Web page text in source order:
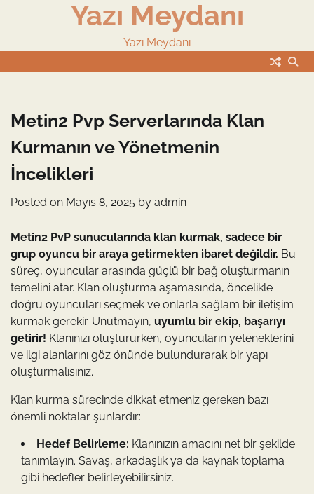
Yazı Meydanı
Yazı Meydanı
Metin2 Pvp Serverlarında Klan
Kurmanın ve Yönetmenin
İncelikleri
Posted on Mayıs 8, 2025 by admin
Metin2 PvP sunucularında klan kurmak, sadece bir
grup oyuncu bir araya getirmekten ibaret değildir. Bu
süreç, oyuncular arasında güçlü bir bağ oluşturmanın
temelini atar. Klan oluşturma aşamasında, öncelikle
doğru oyuncuları seçmek ve onlarla sağlam bir iletişim
kurmak gerekir. Unutmayın, uyumlu bir ekip, başarıyı
getirir! Klanınızı oluştururken, oyuncuların yeteneklerini
ve ilgi alanlarını göz önünde bulundurarak bir yapı
oluşturmalısınız.
Klan kurma sürecinde dikkat etmeniz gereken bazı
önemli noktalar şunlardır:
Hedef Belirleme: Klanınızın amacını net bir şekilde
tanımlayın. Savaş, arkadaşlık ya da kaynak toplama
gibi hedefler belirleyebilirsiniz.